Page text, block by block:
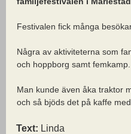
Festivalen fick många
Några av aktiviteterna som
och hoppborg samt femkamp.
Man kunde även åka traktor
och så bjöds det på kaffe
Text: Linda